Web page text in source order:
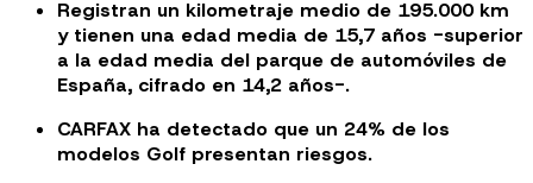
Registran un kilometraje medio de 195.000 km
y tienen una edad media de 15,7 años -superior
a la edad media del parque de automóviles de
España, cifrado en 14,2 años-.
CARFAX ha detectado que un 24% de los
modelos Golf presentan riesgos.